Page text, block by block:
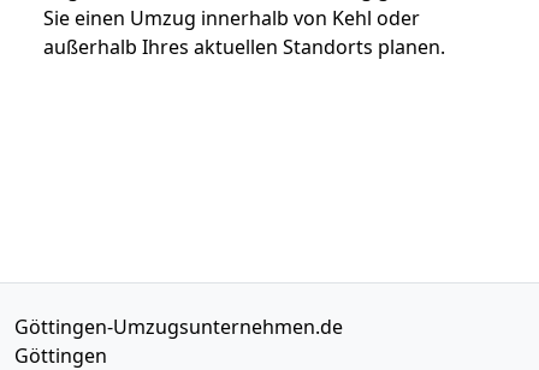
Sie einen Umzug innerhalb von Kehl oder
außerhalb Ihres aktuellen Standorts planen.
Göttingen-Umzugsunternehmen.de
Göttingen